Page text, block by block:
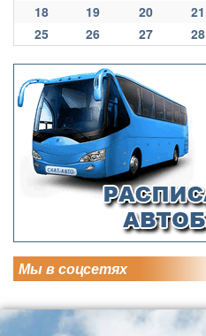
18
19 20 21
25
26 27 28
Мы в соцсетях